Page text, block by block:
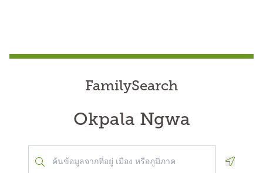
FamilySearch
Okpala Ngwa